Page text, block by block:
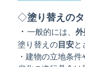
◇塗り替えの
・ 一般的には、 外
塗り替えの 目安と
・建物の立地条